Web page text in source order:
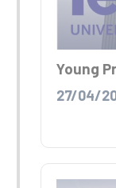
Young
27/04/